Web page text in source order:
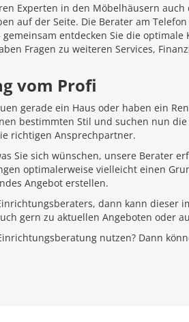
Experten in den Möbelhäusern
auf der Seite. Die Berater am
entdecken Sie die
Fragen zu weiteren Services,
vom Profi
gerade ein Haus oder haben ein
bestimmten Stil und suchen nun
richtigen Ansprechpartner.
Sie sich wünschen, unsere Berater
optimalerweise vielleicht einen
Angebot erstellen.
dann kann
gern zu aktuellen Angeboten oder
nutzen? Dann